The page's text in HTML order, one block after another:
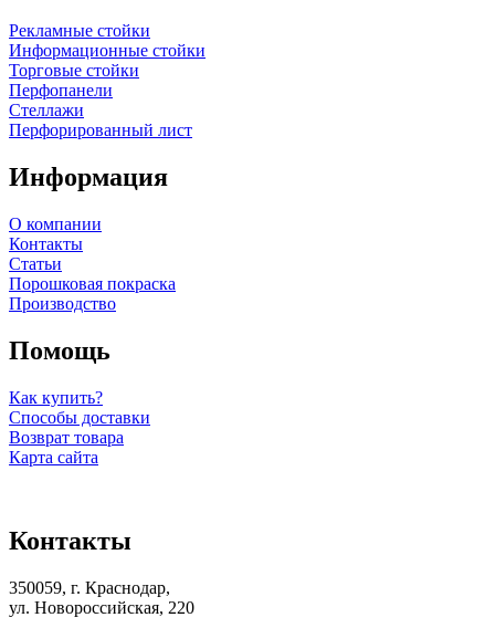
Рекламные стойки
Информационные стойки
Торговые стойки
Перфопанели
Стеллажи
Перфорированный лист
Информация
О компании
Контакты
Статьи
Порошковая покраска
Производство
Помощь
Как купить?
Способы доставки
Возврат товара
Карта сайта
Контакты
350059, г. Краснодар,
ул. Новороссийская, 220